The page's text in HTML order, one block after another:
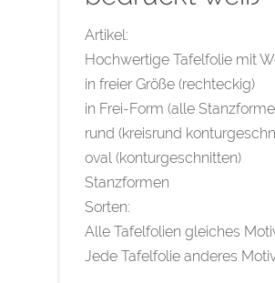
Artikel:
Hochwertige Tafelfolie mit
in freier Größe (rechteckig)
in Frei-Form (alle
rund (kreisrund
oval (konturgeschnitten)
Stanzformen
Sorten:
Alle Tafelfolien gleiches
Jede Tafelfolie anderes